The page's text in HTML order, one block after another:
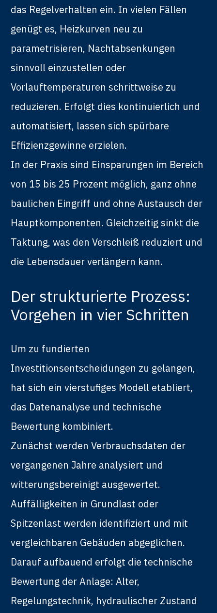
das Regelverhalten ein. In vielen Fällen
genügt es, Heizkurven neu zu
parametrisieren, Nachtabsenkungen
sinnvoll einzustellen oder
Vorlauftemperaturen schrittweise zu
reduzieren. Erfolgt dies kontinuierlich und
automatisiert, lassen sich spürbare
Effizienzgewinne erzielen.
In der Praxis sind Einsparungen im Bereich
von 15 bis 25 Prozent möglich, ganz ohne
baulichen Eingriff und ohne Austausch der
Hauptkomponenten. Gleichzeitig sinkt die
Taktung, was den Verschleiß reduziert und
die Lebensdauer verlängern kann.
Der strukturierte Prozess:
Vorgehen in vier Schritten
Um zu fundierten
Investitionsentscheidungen zu gelangen,
hat sich ein vierstufiges Modell etabliert,
das Datenanalyse und technische
Bewertung kombiniert.
Zunächst werden Verbrauchsdaten der
vergangenen Jahre analysiert und
witterungsbereinigt ausgewertet.
Auffälligkeiten in Grundlast oder
Spitzenlast werden identifiziert und mit
vergleichbaren Gebäuden abgeglichen.
Darauf aufbauend erfolgt die technische
Bewertung der Anlage: Alter,
Regelungstechnik, hydraulischer Zustand